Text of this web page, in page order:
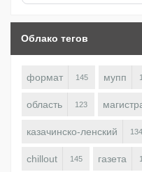
Облако тегов
формат 145 мупп
область 123
казачинско-ленский 134
chillout 145 газета